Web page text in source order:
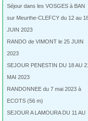
Séjour dans les VOSGES à BAN
sur Meurthe-CLEFCY du 12 au
JUIN 2023
RANDO de VIMONT le 25 JUIN
2023
SEJOUR PENESTIN DU 18 AU
MAI 2023
RANDONNEE du 7 mai 2023 à
ECOTS (56 m)
SEJOUR A LAMOURA DU 11 AU